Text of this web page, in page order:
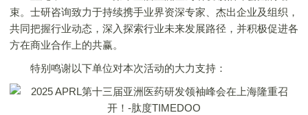
束。士研咨询致力于持续携手业界资深专家、杰出企业及组织，
共同把握行业动态，深入探索行业未来发展路径，并积极促进各
方在商业合作上的共赢。
特别鸣谢以下单位对本次活动的大力支持：